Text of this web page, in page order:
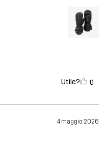
Utile? 0
4 maggio 2026